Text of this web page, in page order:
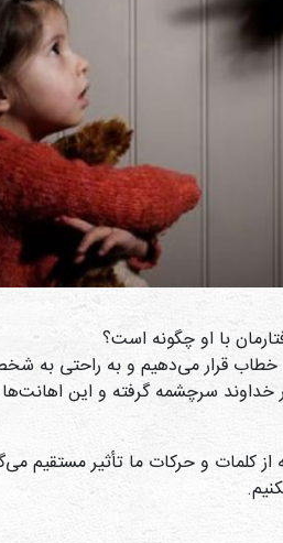
با او چگونه است؟
خطاب قرار می‌دهیم و به راحتی
سرچشمه گرفته و این
کلمات و حرکات ما تأثیر مستقیم